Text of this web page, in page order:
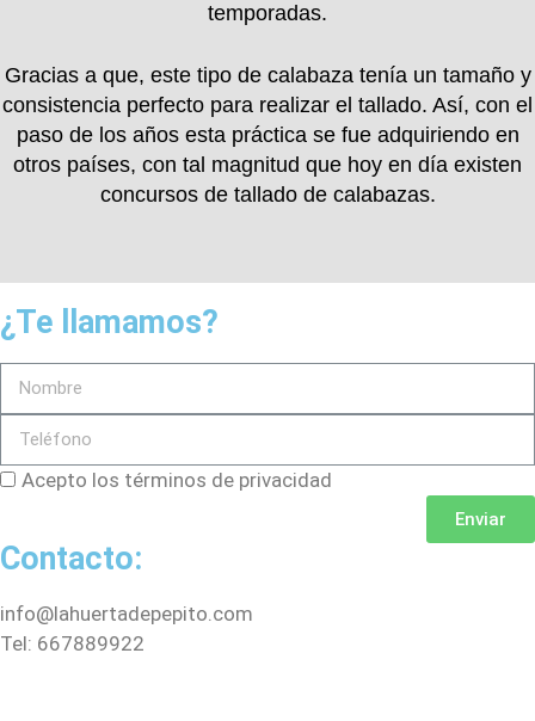
temporadas.
Gracias a que, este tipo de calabaza tenía un tamaño y
consistencia perfecto para realizar el tallado. Así, con el
paso de los años esta práctica se fue adquiriendo en
otros países, con tal magnitud que hoy en día existen
concursos de tallado de calabazas.
¿Te llamamos?
Acepto los términos de privacidad
Enviar
Contacto:
info@lahuertadepepito.com
Tel: 667889922